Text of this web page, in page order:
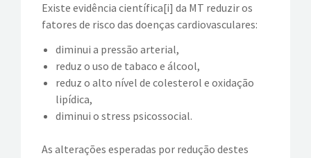
EVENTOS
VÍDEOS
CONTATOS
Existe evidência científica[i] da MT reduzir os
fatores de risco das doenças cardiovasculares:
diminui a pressão arterial,
reduz o uso de tabaco e álcool,
reduz o alto nível de colesterol e oxidação
lipídica,
diminui o stress psicossocial.
As alterações esperadas por redução destes